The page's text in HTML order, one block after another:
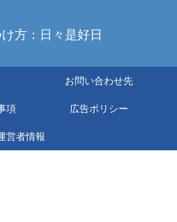
方：日々是好日
お問い合わせ先
項 広告ポリシー
営者情報